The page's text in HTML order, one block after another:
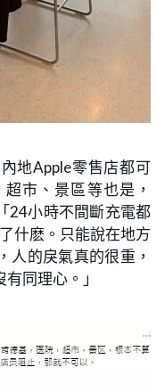
地Apple零售店都可
市、景區等也是，
24小時不間斷充電都
什麽。只能說在地方
人的戾氣真的很重，
同理心。」